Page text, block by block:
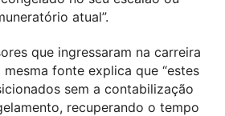
atual”.
que ingressaram na carreira
mesma fonte explica que “estes
sem a contabilização
recuperando o tempo